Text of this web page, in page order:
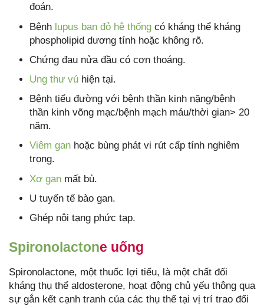
đoán.
Bệnh lupus ban đỏ hệ thống có kháng thể kháng
phospholipid dương tính hoặc không rõ.
Chứng đau nửa đầu có cơn thoáng.
Ung thư vú hiện tại.
Bệnh tiểu đường với bệnh thần kinh nặng/bệnh
thần kinh võng mạc/bệnh mạch máu/thời gian> 20
năm.
Viêm gan hoặc bùng phát vi rút cấp tính nghiêm
trọng.
Xơ gan mất bù.
U tuyến tế bào gan.
Ghép nội tạng phức tạp.
Spironolactone uống
Spironolactone, một thuốc lợi tiểu, là một chất đối
kháng thụ thể aldosterone, hoạt động chủ yếu thông qua
sự gắn kết cạnh tranh của các thụ thể tại vị trí trao đổi